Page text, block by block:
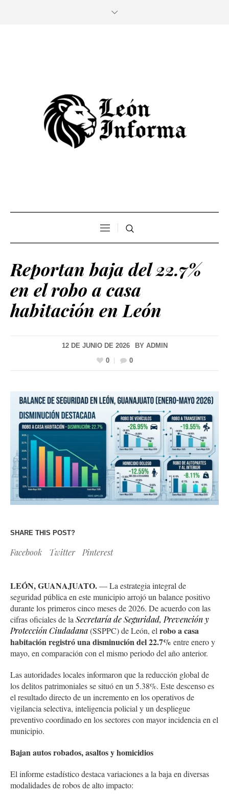
Reportan baja del 22.7%
en el robo a casa
habitación en León
12 DE JUNIO DE 2026 BY ADMIN
0
0
SHARE THIS POST?
Facebook Twitter Pinterest
LEÓN, GUANAJUATO.— La estrategia integral de
seguridad pública en este municipio arrojó un balance positivo
durante los primeros cinco meses de 2026. De acuerdo con las
cifras oficiales de laSecretaría de Seguridad, Prevención y
Protección Ciudadana(SSPPC) de León, elrobo a casa
habitación registró una disminución del 22.7% entre enero y
mayo, en comparación con el mismo periodo del año anterior.
Las autoridades locales informaron que la reducción global de
los delitos patrimoniales se situó en un 5.38%. Este descenso es
el resultado directo de un incremento en los operativos de
vigilancia selectiva, inteligencia policial y un despliegue
preventivo coordinado en los sectores con mayor incidencia en el
municipio.
Bajan autos robados, asaltos y homicidios
El informe estadístico destaca variaciones a la baja en diversas
modalidades de robos de alto impacto: